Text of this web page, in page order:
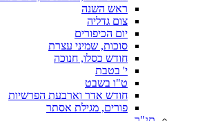
ראש השנה
צום גדליה
יום הכיפורים
סוכות, שמיני עצרת
חודש כסלו, חנוכה
י' בטבת
ט"ו בשבט
חודש אדר וארבעת הפרשיות
פורים, מגילת אסתר